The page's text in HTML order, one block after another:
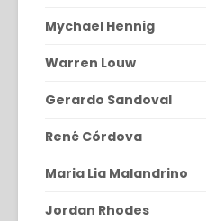
Mychael Hennig
Warren Louw
Gerardo Sandoval
René Córdova
Maria Lia Malandrino
Jordan Rhodes